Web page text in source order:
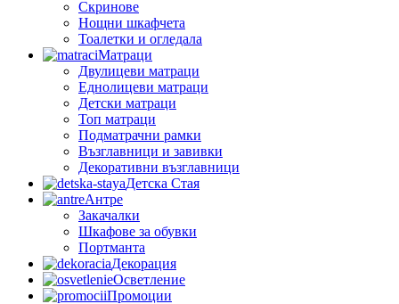
Скринове
Нощни шкафчета
Тоалетки и огледала
Матраци
Двулицеви матраци
Еднолицеви матраци
Детски матраци
Топ матраци
Подматрачни рамки
Възглавници и завивки
Декоративни възглавници
Детска Стая
Антре
Закачалки
Шкафове за обувки
Портманта
Декорация
Осветление
Промоции